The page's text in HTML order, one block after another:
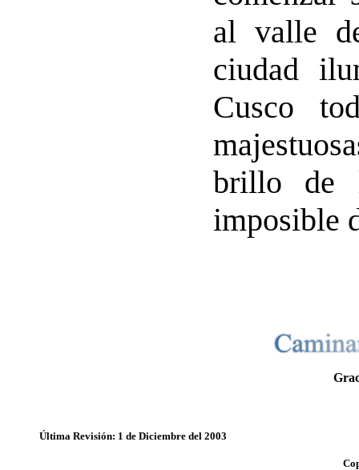
al valle
ciudad
Cusco
brillo de
imposible
Última Revisión: 1 de Diciembre del 2003